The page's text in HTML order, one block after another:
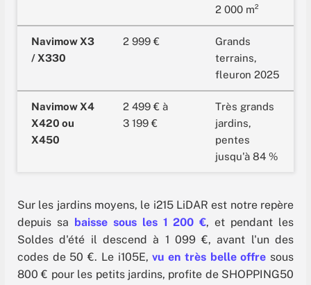
2 000 m²
Navimow X3
/ X330
2 999 €
Grands
terrains,
fleuron 2025
Navimow X4
X420 ou
X450
2 499 € à
3 199 €
Très grands
jardins,
pentes
jusqu'à 84 %
Sur les jardins moyens, le i215 LiDAR est notre repère
depuis sa baisse sous les 1 200 €, et pendant les
Soldes d'été il descend à 1 099 €, avant l'un des
codes de 50 €. Le i105E,vu en très belle offre sous
800 € pour les petits jardins, profite de SHOPPING50